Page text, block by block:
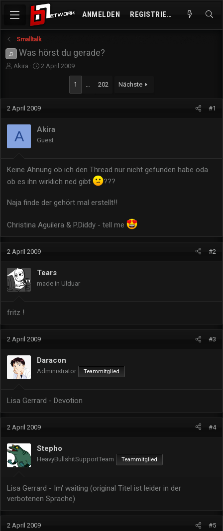
ANMELDEN REGISTRIEREN
Smalltalk
♫ Was hörst du gerade?
E
l
Akira
E
l
t
a
2 April 2009
1 … 202 Nächste
2 April 2009 #1
A Akira
Guest
Keine Ahnung ob ich den Thread nur nicht gefunden habe oda
ob es ihn wirklich ned gibt
???
Naja finde der gehört mal erstellt!!
Christina Aguilera & P.Diddy - tell me
2 April 2009 #2
Tears
made in Ulduar
fritz !
2 April 2009 #3
Daracon
Administrator Teammitglied
Lisa Gerrard - Devotion
2 April 2009 #4
Stepho
HeavyBullshitSupportTeam Teammitglied
Lisa Gerrard - Im' waiting (original Titel ist leider in der
verbotenen Sprache)
2 April 2009 #5